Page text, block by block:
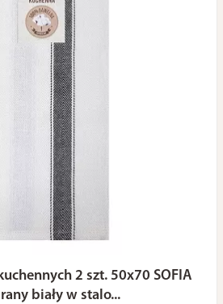
2 szt. 50x70 SOFIA
biały w stalo...